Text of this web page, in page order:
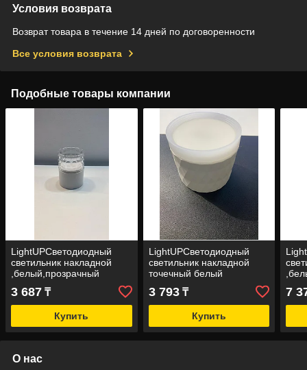
Условия возврата
Возврат товара в течение 14 дней по договоренности
Все условия возврата
Подобные товары компании
LightUPСветодиодный
светильник накладной
,белый,прозрачный
3 687 ₸
Купить
LightUPСветодиодный
светильник накладной
точечный белый
3 793₸
Купить
7
О нас